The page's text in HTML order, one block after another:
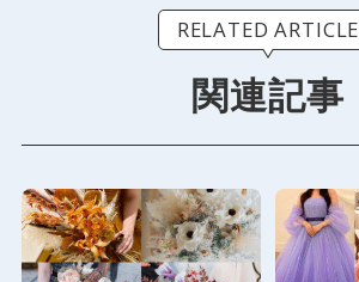
RELATED ARTICLE
関連記事